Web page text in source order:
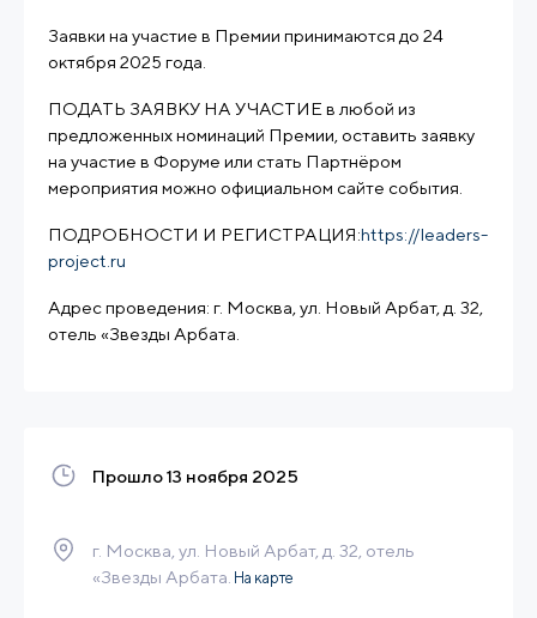
Заявки на участие в Премии принимаются до 24
октября 2025 года.
ПОДАТЬ ЗАЯВКУ НА УЧАСТИЕ в любой из
предложенных номинаций Премии, оставить заявку
на участие в Форуме или стать Партнёром
мероприятия можно официальном сайте события.
ПОДРОБНОСТИ И РЕГИСТРАЦИЯ:https://leaders-
project.ru
Адрес проведения: г. Москва, ул. Новый Арбат, д. 32,
отель «Звезды Арбата.
Прошло 13 ноября 2025
г. Москва, ул. Новый Арбат, д. 32, отель
«Звезды Арбата. На карте